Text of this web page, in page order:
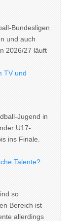
Bundesligen
und auch
2026/27 läuft
TV und
Jugend in
U17-
ins Finale.
Talente?
so
Bereich ist
allerdings